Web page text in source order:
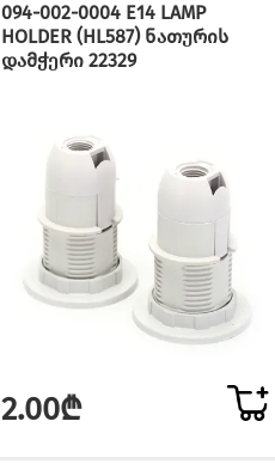
094-002-0004 E14 LAMP
HOLDER (HL587) ნათურის
დამჭერი 22329
2.00₾